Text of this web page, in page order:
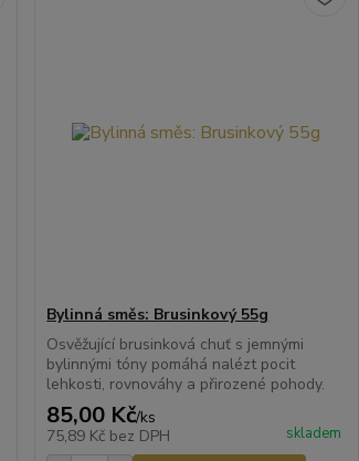
Bylinná směs: Brusinkový 55g
Osvěžující brusinková chuť s jemnými
bylinnými tóny pomáhá nalézt pocit
lehkosti, rovnováhy a přirozené pohody.
85,00 Kč/ks
75,89 Kč bez DPH skladem